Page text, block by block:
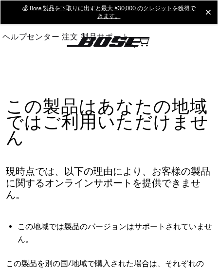
Main
💰 Bose 製品を下取りに出すと最大 ¥30,000 のクレジットを獲得で
きます。
ヘルプセンター 注文 製品サポート
この製品はあなたの地域
ではご利用いただけませ
ん
現時点では、以下の理由により、お客様の製品
に関するオンラインサポートを提供できませ
ん。
この地域では製品のバージョンはサポートされていませ
ん。
この製品を別の国/地域で購入された場合は、それぞれの